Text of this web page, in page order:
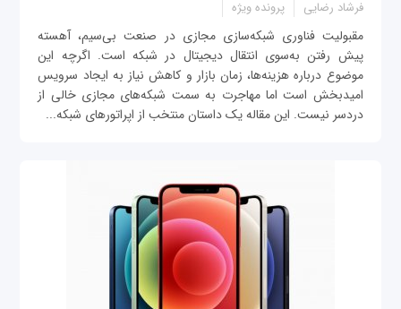
فرشاد رضایی پرونده ویژه
مقبولیت فناوری شبکه‌سازی مجازی در صنعت بی‌سیم، آهسته
پیش رفتن به‌سوی انتقال دیجیتال در شبکه است. اگرچه این
موضوع درباره هزینه‌ها، زمان بازار و کاهش نیاز به ایجاد سرویس
امیدبخش است اما مهاجرت به سمت شبکه‌های مجازی خالی از
دردسر نیست. این مقاله یک داستان منتخب از اپراتورهای شبکه...